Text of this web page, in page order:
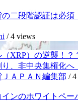
二段階認証は必須
/4 views
（XRP）の逆襲！？
、非中央集権化へ
ＡＰＡＮ編集部 /4
インのホワイトペー